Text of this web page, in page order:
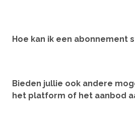
Hoe kan ik een abonnement
Bieden jullie ook andere
het platform of het aanbod